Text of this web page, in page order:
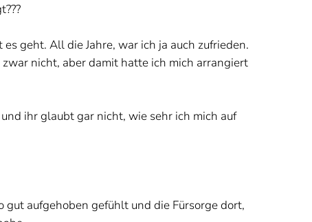
geht. All die Jahre, war ich ja auch zufrieden.
nicht, aber damit hatte ich mich arrangiert
ihr glaubt gar nicht, wie sehr ich mich auf
gut aufgehoben gefühlt und die Fürsorge dort,